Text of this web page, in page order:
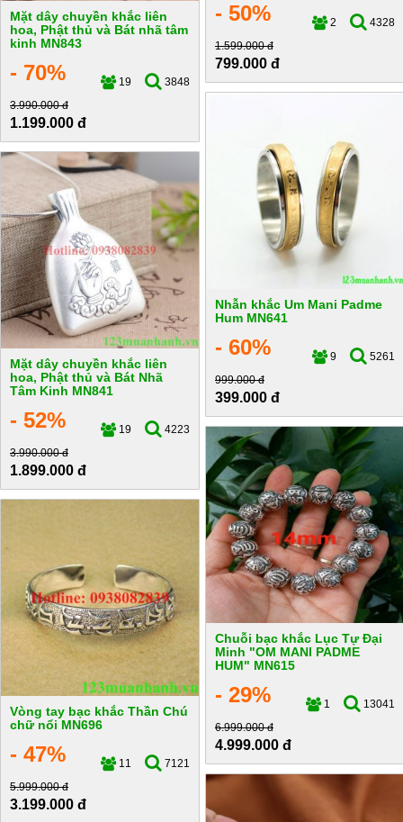
- 50% 2
4328
1.599.000 đ
799.000 đ
Mặt dây chuyền khắc liên
hoa, Phật thủ và Bát nhã tâm
kinh MN843
- 70% 19
3848
3.990.000 đ
1.199.000 đ
Nhẫn khắc Um Mani Padme
Hum MN641
- 60% 9
5261
999.000 đ
399.000 đ
Mặt dây chuyền khắc liên
hoa, Phật thủ và Bát Nhã
Tâm Kinh MN841
- 52% 19
4223
3.990.000 đ
1.899.000 đ
Chuỗi bạc khắc Lục Tự Đại
Minh "OM MANI PADME
HUM" MN615
- 29% 1
13041
6.999.000 đ
4.999.000 đ
Vòng tay bạc khắc Thần Chú
chữ nổi MN696
- 47% 11
7121
5.999.000 đ
3.199.000 đ